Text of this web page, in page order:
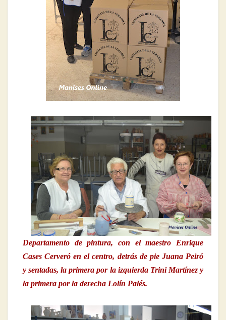
Departamento de pintura, con el maestro Enrique
Cases Cerveró en el centro, detrás de pie Juana Peiró
y sentadas, la primera por la izquierda Trini Martínez y
la primera por la derecha Lolín Palés.